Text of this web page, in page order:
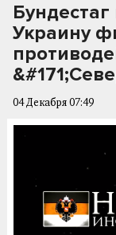
Украину
04 Декабря 07:49